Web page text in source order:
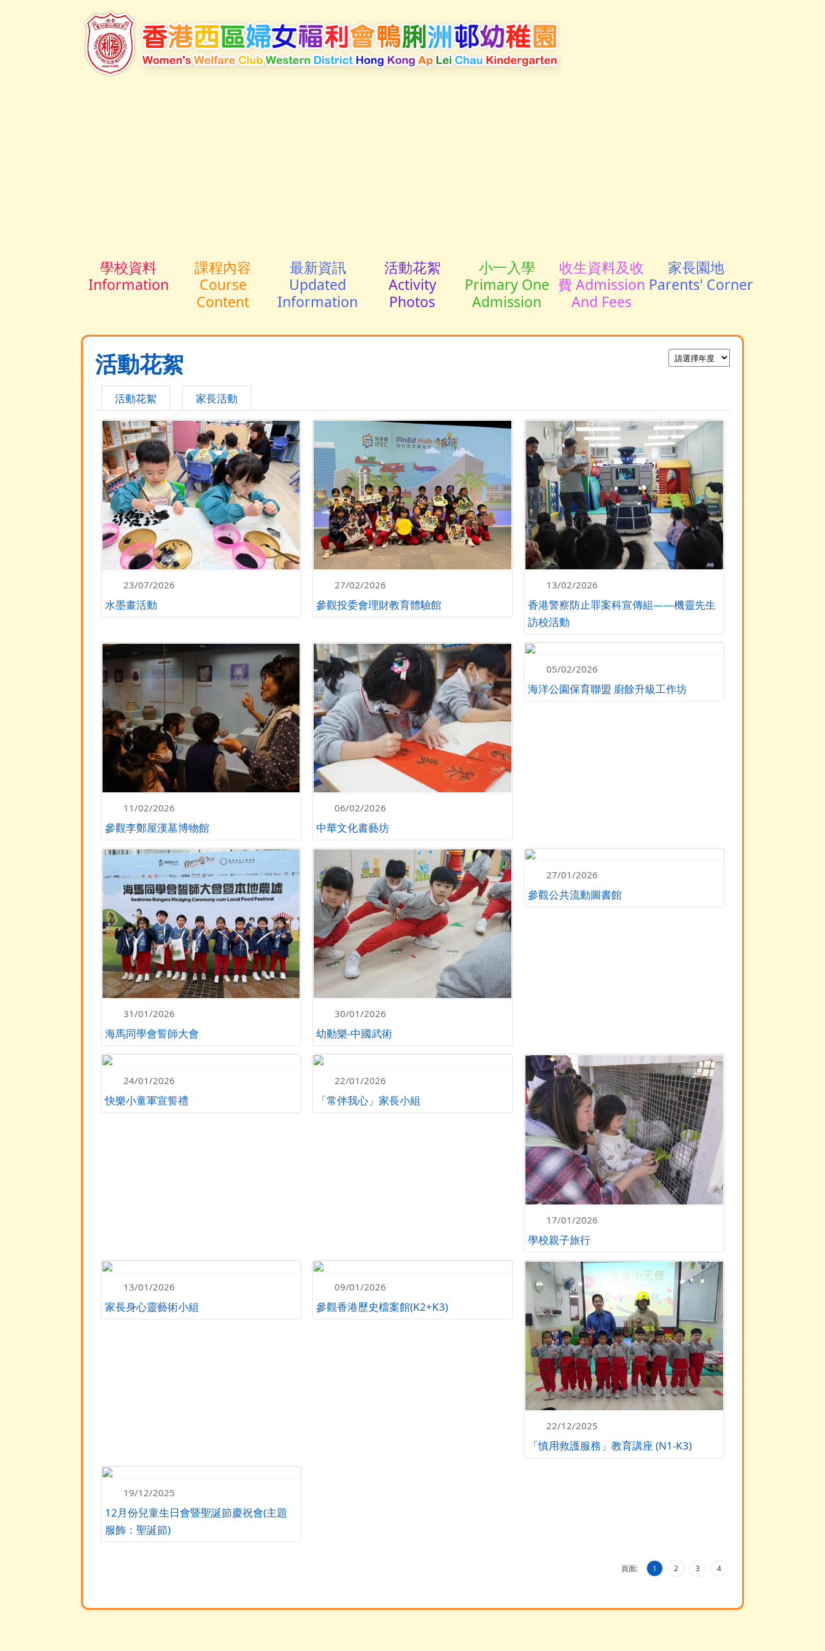
學校資料
Information
課程內容
Course
Content
最新資訊
Updated
Information
活動花絮
Activity
Photos
小一入學
Primary One
Admission
收生資料及收
費 Admission
And Fees
家長園地
Parents' Corner
活動花絮
活動花絮 家長活動
23/07/2026
水墨畫活動
27/02/2026
參觀投委會理財教育體驗館
13/02/2026
香港警察防止罪案科宣傳組——機靈先生
訪校活動
11/02/2026
參觀李鄭屋漢墓博物館
06/02/2026
中華文化書藝坊
05/02/2026
海洋公園保育聯盟 廚餘升級工作坊
31/01/2026
海馬同學會誓師大會
30/01/2026
幼動樂-中國武術
27/01/2026
參觀公共流動圖書館
24/01/2026
快樂小童軍宣誓禮
22/01/2026
「常伴我心」家長小組
17/01/2026
學校親子旅行
13/01/2026
家長身心靈藝術小組
09/01/2026
參觀香港歷史檔案館(K2+K3)
22/12/2025
「慎用救護服務」教育講座 (N1-K3)
19/12/2025
12月份兒童生日會暨聖誕節慶祝會(主題
服飾：聖誕節)
頁面: 1 2 3 4